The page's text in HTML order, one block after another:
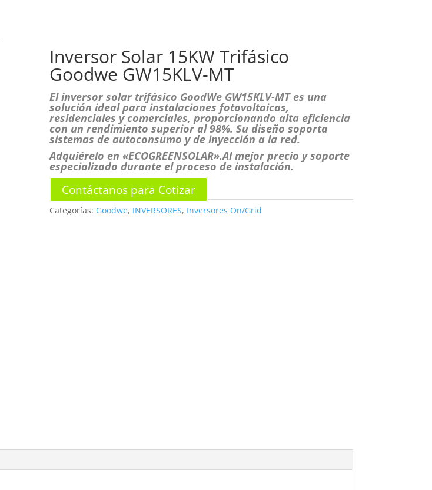
TIENDA
Inversor Solar 15KW Trifásico
Goodwe GW15KLV-MT
El inversor solar trifásico GoodWe GW15KLV-MT es una
solución ideal para instalaciones fotovoltaicas,
residenciales y comerciales, proporcionando alta eficiencia
con un rendimiento superior al 98%. Su diseño soporta
sistemas de autoconsumo y de inyección a la red.
Adquiérelo en «ECOGREENSOLAR».Al mejor precio y soporte
especializado durante el proceso de instalación.
Contáctanos para Cotizar
Categorías: Goodwe, INVERSORES, Inversores On/Grid